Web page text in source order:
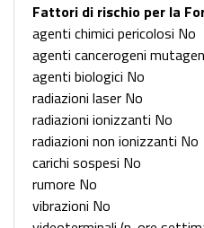
Fattori di rischio per la
agenti chimici pericolosi No
agenti cancerogeni
agenti biologici No
radiazioni laser No
radiazioni ionizzanti No
radiazioni non ionizzanti No
carichi sospesi No
rumore No
vibrazioni No